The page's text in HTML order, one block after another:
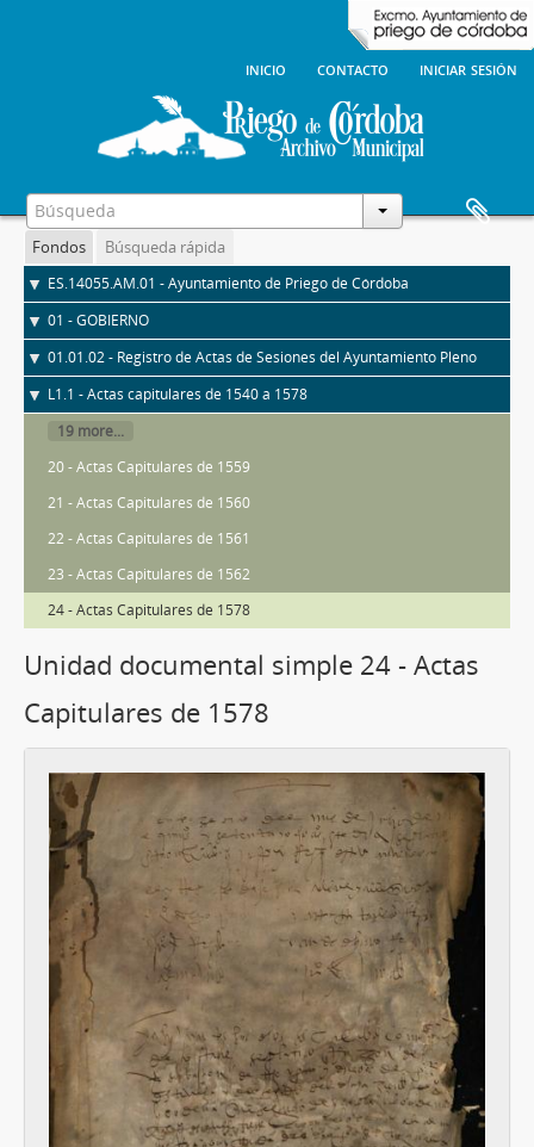
inicio contacto iniciar sesión
Fondos Búsqueda rápida
ES.14055.AM.01 - Ayuntamiento de Priego de Córdoba
01 - GOBIERNO
01.01.02 - Registro de Actas de Sesiones del Ayuntamiento Pleno
L1.1 - Actas capitulares de 1540 a 1578
19 more...
20 - Actas Capitulares de 1559
21 - Actas Capitulares de 1560
22 - Actas Capitulares de 1561
23 - Actas Capitulares de 1562
24 - Actas Capitulares de 1578
Unidad documental simple 24 - Actas
Capitulares de 1578